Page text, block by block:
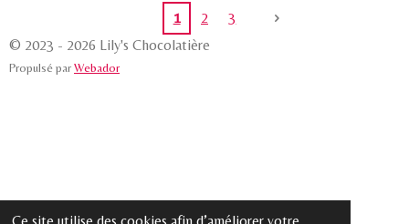
1 2
3
© 2023 - 2026 Lily's Chocolatière
Propulsé par Webador